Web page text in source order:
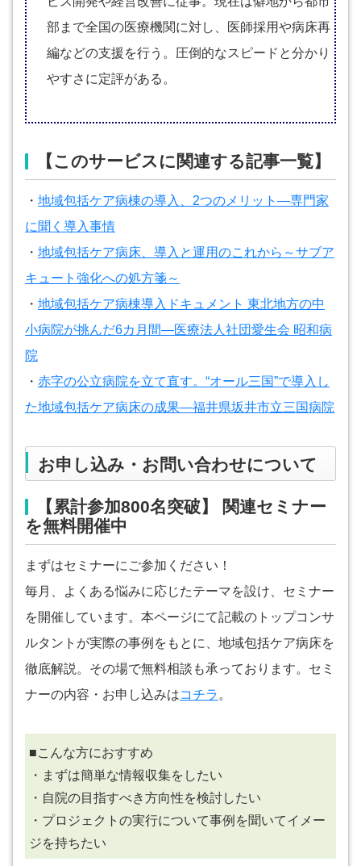
部まで全国の医療機関に対し、医師採用や病床再
編などの支援を行う。圧倒的なスピードと分かり
やすさに定評がある。
【このサービスに関連する記事一覧】
・ 地域包括ケア病棟の導入、2つのメリット―専門家
に聞く導入事情
・ 地域包括ケア病床、導入と運用のこれから～サブア
キュート強化への処方箋～
・ 地域包括ケア病棟導入ドキュメント 東北地方の中
小病院が挑んだ6カ月間―医療法人社団愛生会 昭和病
院
・ 赤字の公立病院を立て直す。“オール三国”で導入し
た地域包括ケア病床の成果―福井県坂井市立三国病院
お申し込み・お問い合わせについて
【累計参加800名突破】 関連セミナー
を無料開催中
まずはセミナーにご参加ください！
毎月、よくある悩みに応じたテーマを設け、セミナー
を開催しています。本ページにて記載のトップコンサ
ルタントが実際の事例をもとに、地域包括ケア病床を
徹底解説。その場で無料相談も承っております。セミ
ナーの内容・お申し込みはコチラ 。
■こんな方におすすめ
・まずは簡単な情報収集をしたい
・自院の目指すべき方向性を検討したい
・プロジェクトの実行について事例を聞いてイメー
ジを持ちたい